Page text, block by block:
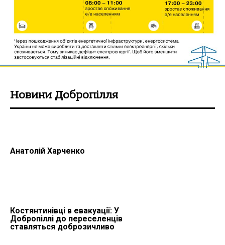
Новини Добропілля
Анатолій Харченко
Костянтинівці в евакуації: У
Добропіллі до переселенців
ставляться доброзичливо